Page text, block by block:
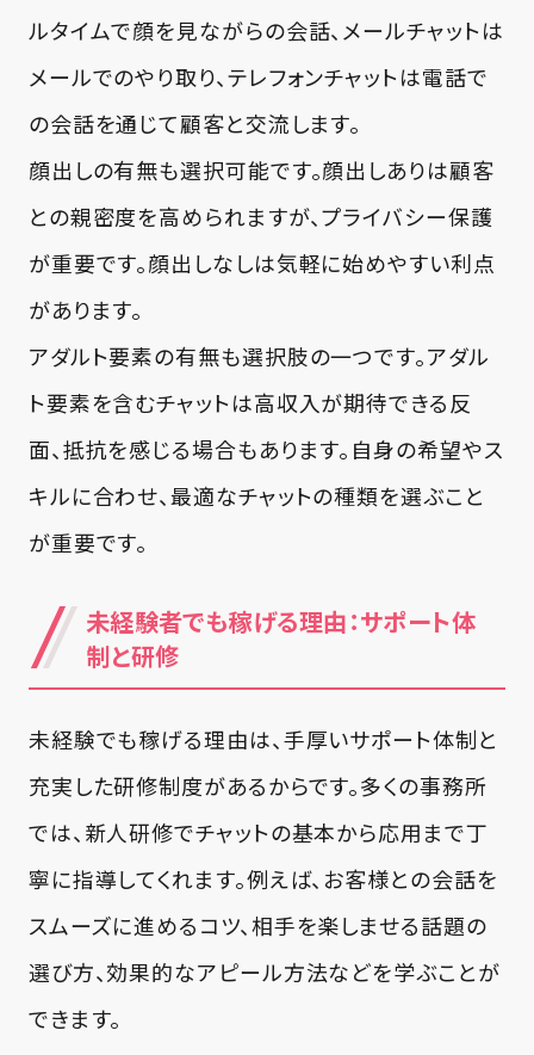
ルタイムで顔を見ながらの会話、メールチャットは
メールでのやり取り、テレフォンチャットは電話で
の会話を通じて顧客と交流します。
顔出しの有無も選択可能です。顔出しありは顧客
との親密度を高められますが、プライバシー保護
が重要です。顔出しなしは気軽に始めやすい利点
があります。
アダルト要素の有無も選択肢の一つです。アダル
ト要素を含むチャットは高収入が期待できる反
面、抵抗を感じる場合もあります。自身の希望やス
キルに合わせ、最適なチャットの種類を選ぶこと
が重要です。
未経験者でも稼げる理由：サポート体
制と研修
未経験でも稼げる理由は、手厚いサポート体制と
充実した研修制度があるからです。多くの事務所
では、新人研修でチャットの基本から応用まで丁
寧に指導してくれます。例えば、お客様との会話を
スムーズに進めるコツ、相手を楽しませる話題の
選び方、効果的なアピール方法などを学ぶことが
できます。